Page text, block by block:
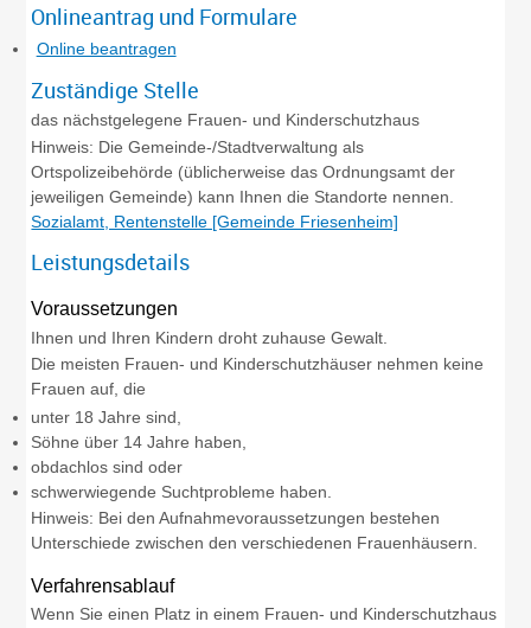
Onlineantrag und Formulare
Online beantragen
Zuständige Stelle
das nächstgelegene Frauen- und Kinderschutzhaus
Hinweis: Die Gemeinde-/Stadtverwaltung als
Ortspolizeibehörde (üblicherweise das Ordnungsamt der
jeweiligen Gemeinde) kann Ihnen die Standorte nennen.
Sozialamt, Rentenstelle [Gemeinde Friesenheim]
Leistungsdetails
Voraussetzungen
Ihnen und Ihren Kindern droht zuhause Gewalt.
Die meisten Frauen- und Kinderschutzhäuser nehmen keine
Frauen auf, die
unter 18 Jahre sind,
Söhne über 14 Jahre haben,
obdachlos sind oder
schwerwiegende Suchtprobleme haben.
Hinweis: Bei den Aufnahmevoraussetzungen bestehen
Unterschiede zwischen den verschiedenen Frauenhäusern.
Verfahrensablauf
Wenn Sie einen Platz in einem Frauen- und Kinderschutzhaus